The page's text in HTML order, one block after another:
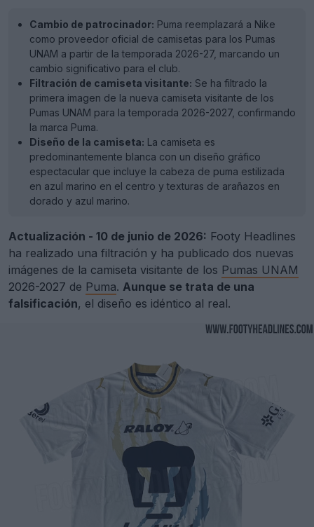
Cambio de patrocinador: Puma reemplazará a Nike
como proveedor oficial de camisetas para los Pumas
UNAM a partir de la temporada 2026-27, marcando un
cambio significativo para el club.
Filtración de camiseta visitante: Se ha filtrado la
primera imagen de la nueva camiseta visitante de los
Pumas UNAM para la temporada 2026-2027, confirmando
la marca Puma.
Diseño de la camiseta: La camiseta es
predominantemente blanca con un diseño gráfico
espectacular que incluye la cabeza de puma estilizada
en azul marino en el centro y texturas de arañazos en
dorado y azul marino.
Actualización - 10 de junio de 2026: Footy Headlines
ha realizado una filtración y ha publicado dos nuevas
imágenes de la camiseta visitante de los Pumas UNAM
2026-2027 de Puma. Aunque se trata de una
falsificación, el diseño es idéntico al real.